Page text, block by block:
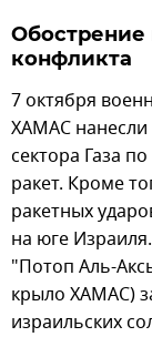
Обострение
конфликта
7 октября
ХАМАС нанесли
сектора Газа
ракет. Кроме
ракетных
на юге
"Потоп Аль-
крыло ХАМАС)
израильских